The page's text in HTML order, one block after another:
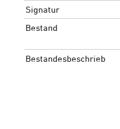
Signatur
Bestand
Bestandesbeschrieb